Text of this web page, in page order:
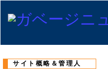
サイト概略＆管理人